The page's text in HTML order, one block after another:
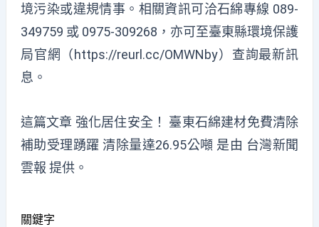
境污染或違規情事。相關資訊可洽石綿專線 089-
349759 或 0975-309268，亦可至臺東縣環境保護
局官網（https://reurl.cc/OMWNby）查詢最新訊
息。
這篇文章 強化居住安全！ 臺東石綿建材免費清除
補助受理踴躍 清除量達26.95公噸 是由 台灣新聞
雲報 提供。
關鍵字